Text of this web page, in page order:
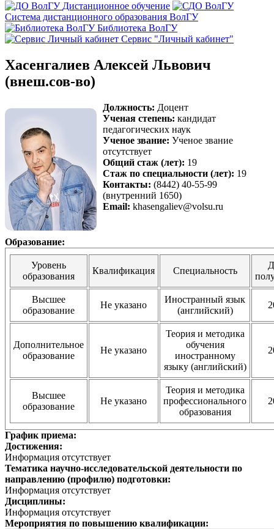
Дистанционное обучение
Система дистанционного образования ВолГУ
Библиотека ВолГУ
Сервис "Личный кабинет"
Хасенгалиев Алексей Львович
(внеш.сов-во)
Должность: Доцент
Ученая степень: кандидат
педагогических наук
Ученое звание: Ученое звание
отсутствует
Общий стаж (лет): 19
Стаж по специальности (лет): 19
Контакты: (8442) 40-55-99
(внутренний 1650)
Email: khasengaliev@volsu.ru
Образование:
Уровень
образования
Квалификация Специальность
Высшее
образование
Не указано
Иностранный язык
(английский)
Дополнительное
образование
Не указано
Теория и методика
обучения
иностранному
языку (английский)
Высшее
образование
Не указано
Теория и методика
профессионального
образования
График приема:
Достижения:
Информация отсутствует
Тематика научно-исследовательской деятельности по
направлению (профилю) подготовки:
Информация отсутствует
Дисциплины:
Информация отсутствует
Мероприятия по повышению квалификации: